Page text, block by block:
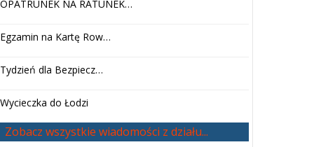
OPATRUNEK NA RATUNEK…
Egzamin na Kartę Row…
Tydzień dla Bezpiecz…
Wycieczka do Łodzi
Zobacz wszystkie wiadomości z działu...